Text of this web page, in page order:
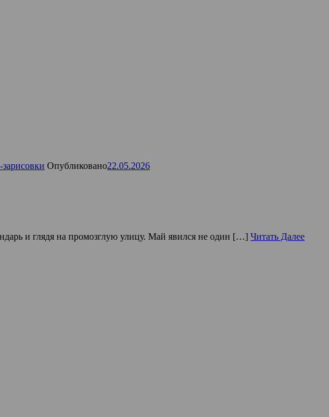
Опубликовано22.05.2026
и глядя на промозглую улицу. Май явился не один […] Читать Далее